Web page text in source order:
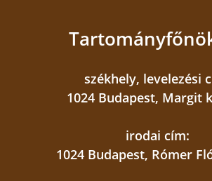
van támogatásra, megértésre
halálról, gyászról és hitről való
párbeszéd pedig segíthet abban,
élet utolsó pillanataiban is.
székhely, levelezési
1024 Budapest, Margit
irodai cím:
1024 Budapest, Rómer